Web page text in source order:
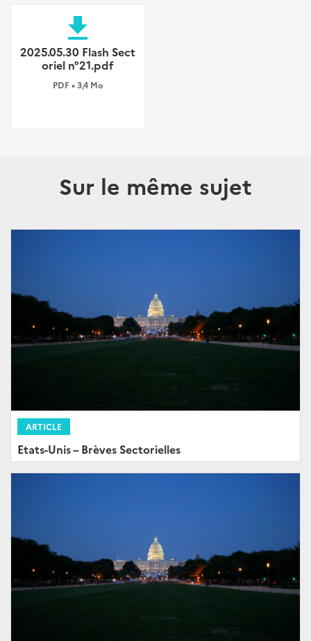
file_download
2025.05.30 Flash Sect
oriel n°21.pdf
PDF • 3,4 Mo
Sur le même sujet
ARTICLE
Etats-Unis – Brèves Sectorielles